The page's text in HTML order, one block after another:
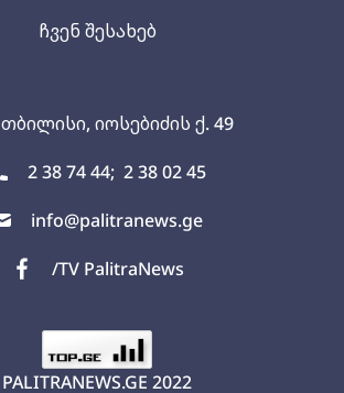
თბილისი, იოსებიძის ქ. 49
2 38 74 44; 2 38 02 45
info@palitranews.ge
/TV PalitraNews
ჩვენ შესახებ
PALITRANEWS.GE 2022